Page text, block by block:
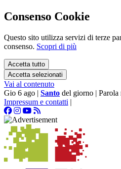
Consenso Cookie
Questo sito utilizza servizi di terze
consenso. Scopri di più
Accetta tutto
Accetta selezionati
Vai al contenuto
Gio 6 ago | Santo del giorno | Parola
Impressum e contatti |